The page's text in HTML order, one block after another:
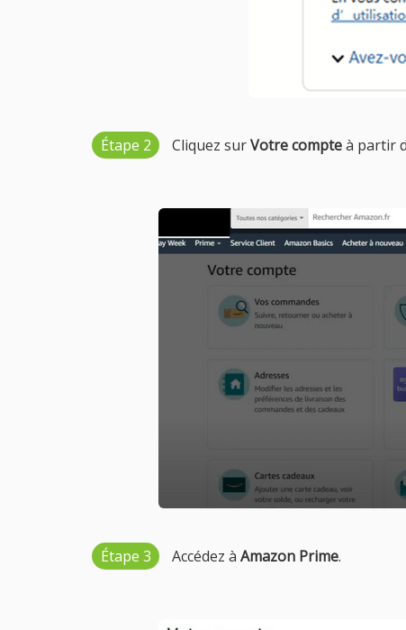
Étape 2 Cliquez surVotre compteà partir
Étape 3 Accédez à Amazon Prime.